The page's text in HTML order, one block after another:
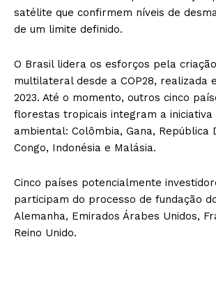
satélite que confirmem níveis de
de um limite definido.
O Brasil lidera os esforços pela
multilateral desde a COP28, realizada
2023. Até o momento, outros cinco
florestas tropicais integram a iniciativa
ambiental: Colômbia, Gana, República
Congo, Indonésia e Malásia.
Cinco países potencialmente
participam do processo de fundação
Alemanha, Emirados Árabes Unidos,
Reino Unido.